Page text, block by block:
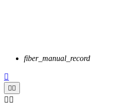
fiber_manual_record

 
 